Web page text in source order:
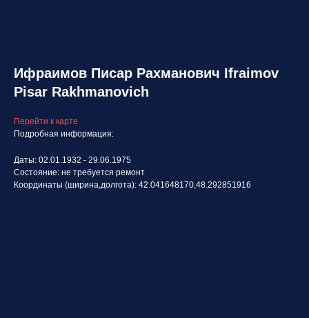
Ифраимов Писар Рахманович Ifraimov
Pisar Rakhmanovich
Перейти к карте
Подробная информация:
Даты: 02.01.1932 - 29.06.1975
Состояние: не требуется ремонт
Координаты (ширина,долгота): 42.041648170,48.292851916